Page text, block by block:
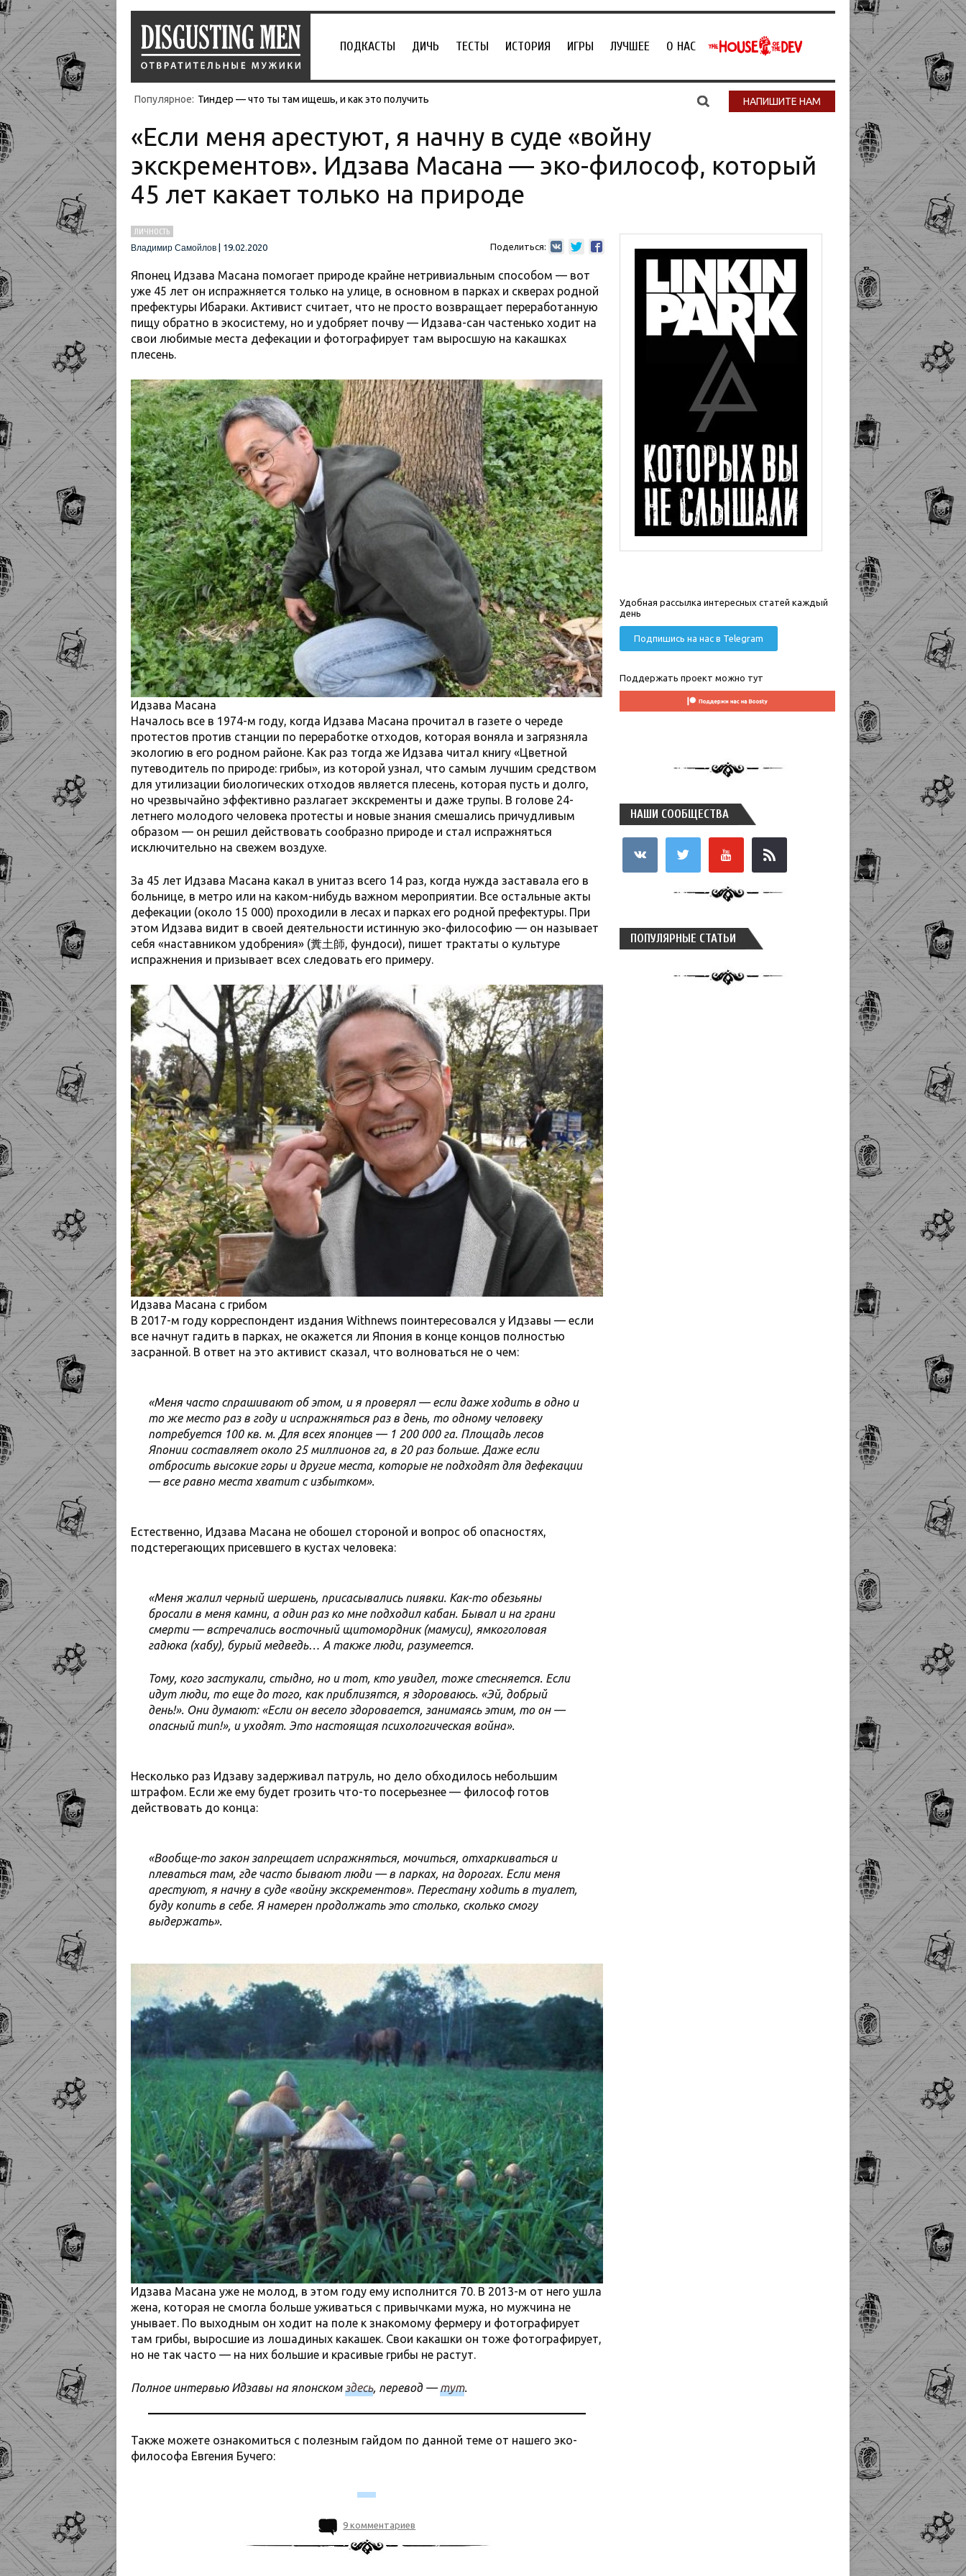
ПОДКАСТЫ ДИЧЬ ТЕСТЫ ИСТОРИЯ ИГРЫ ЛУЧШЕЕ О НАС
Популярное: Тиндер — что ты там ищешь, и как это получить НАПИШИТЕ НАМ
«Если меня арестуют, я начну в суде «войну
экскрементов». Идзава Масана — эко-философ, который
45 лет какает только на природе
ЛИЧНОСТЬ
Владимир Самойлов
19.02.2020 Поделиться:
Японец Идзава Масана помогает природе крайне нетривиальным способом — вот
уже 45 лет он испражняется только на улице, в основном в парках и скверах родной
префектуры Ибараки. Активист считает, что не просто возвращает переработанную
пищу обратно в экосистему, но и удобряет почву — Идзава-сан частенько ходит на
свои любимые места дефекации и фотографирует там выросшую на какашках
плесень.
Идзава Масана
Началось все в 1974-м году, когда Идзава Масана прочитал в газете о череде
протестов против станции по переработке отходов, которая воняла и загрязняла
экологию в его родном районе. Как раз тогда же Идзава читал книгу «Цветной
путеводитель по природе: грибы», из которой узнал, что самым лучшим средством
для утилизации биологических отходов является плесень, которая пусть и долго,
но чрезвычайно эффективно разлагает экскременты и даже трупы. В голове 24-
летнего молодого человека протесты и новые знания смешались причудливым
образом — он решил действовать сообразно природе и стал испражняться
исключительно на свежем воздухе.
За 45 лет Идзава Масана какал в унитаз всего 14 раз, когда нужда заставала его в
больнице, в метро или на каком-нибудь важном мероприятии. Все остальные акты
дефекации (около 15 000) проходили в лесах и парках его родной префектуры. При
этом Идзава видит в своей деятельности истинную эко-философию — он называет
себя «наставником удобрения» (糞土師, фундоси), пишет трактаты о культуре
испражнения и призывает всех следовать его примеру.
Идзава Масана с грибом
В 2017-м году корреспондент издания Withnews поинтересовался у Идзавы — если
все начнут гадить в парках, не окажется ли Япония в конце концов полностью
засранной. В ответ на это активист сказал, что волноваться не о чем:
«Меня часто спрашивают об этом, и я проверял — если даже ходить в одно и
то же место раз в году и испражняться раз в день, то одному человеку
потребуется 100 кв. м. Для всех японцев — 1 200 000 га. Площадь лесов
Японии составляет около 25 миллионов га, в 20 раз больше. Даже если
отбросить высокие горы и другие места, которые не подходят для дефекации
— все равно места хватит с избытком».
Естественно, Идзава Масана не обошел стороной и вопрос об опасностях,
подстерегающих присевшего в кустах человека:
«Меня жалил черный шершень, присасывались пиявки. Как-то обезьяны
бросали в меня камни, а один раз ко мне подходил кабан. Бывал и на грани
смерти — встречались восточный щитомордник (мамуси), ямкоголовая
гадюка (хабу), бурый медведь… А также люди, разумеется.
Тому, кого застукали, стыдно, но и тот, кто увидел, тоже стесняется. Если
идут люди, то еще до того, как приблизятся, я здороваюсь. «Эй, добрый
день!». Они думают: «Если он весело здоровается, занимаясь этим, то он —
опасный тип!», и уходят. Это настоящая психологическая война».
Несколько раз Идзаву задерживал патруль, но дело обходилось небольшим
штрафом. Если же ему будет грозить что-то посерьезнее — философ готов
действовать до конца:
«Вообще-то закон запрещает испражняться, мочиться, отхаркиваться и
плеваться там, где часто бывают люди — в парках, на дорогах. Если меня
арестуют, я начну в суде «войну экскрементов». Перестану ходить в туалет,
буду копить в себе. Я намерен продолжать это столько, сколько смогу
выдержать».
Идзава Масана уже не молод, в этом году ему исполнится 70. В 2013-м от него ушла
жена, которая не смогла больше уживаться с привычками мужа, но мужчина не
унывает. По выходным он ходит на поле к знакомому фермеру и фотографирует
там грибы, выросшие из лошадиных какашек. Свои какашки он тоже фотографирует,
но не так часто — на них большие и красивые грибы не растут.
Полное интервью Идзавы на японскомздесь, перевод —тут.
Также можете ознакомиться с полезным гайдом по данной теме от нашего эко-
философа Евгения Бучего:
9 комментариев
Удобная рассылка интересных статей каждый
день
Подпишись на нас в Telegram
Поддержать проект можно тут
НАШИ СООБЩЕСТВА
ПОПУЛЯРНЫЕ СТАТЬИ